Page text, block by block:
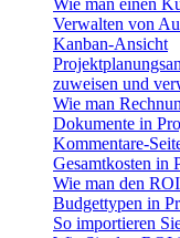
Verwalten von
Kanban-Ansicht
zuweisen und
Wie man
Dokumente in
Kommentare-
Gesamtkosten in
Wie man den
Budgettypen in
So importieren